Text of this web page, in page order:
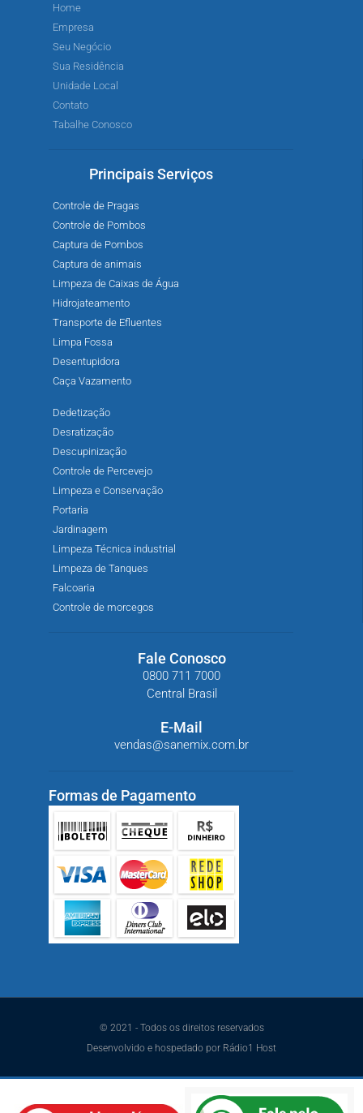
Home
Empresa
Seu Negócio
Sua Residência
Unidade Local
Contato
Tabalhe Conosco
Principais Serviços
Controle de Pragas
Controle de Pombos
Captura de Pombos
Captura de animais
Limpeza de Caixas de Água
Hidrojateamento
Transporte de Efluentes
Limpa Fossa
Desentupidora
Caça Vazamento
Dedetização
Desratização
Descupinização
Controle de Percevejo
Limpeza e Conservação
Portaria
Jardinagem
Limpeza Técnica industrial
Limpeza de Tanques
Falcoaria
Controle de morcegos
Fale Conosco
0800 711 7000
Central Brasil
E-Mail
vendas@sanemix.com.br
Formas de Pagamento
© 2021 - Todos os direitos reservados
Desenvolvido e hospedado por Rádio1 Host